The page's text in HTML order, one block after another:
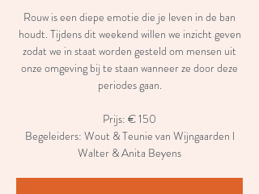
Rouw is een diepe emotie die je leven in de ban
houdt. Tijdens dit weekend willen we inzicht geven
zodat we in staat worden gesteld om mensen uit
onze omgeving bij te staan wanneer ze door deze
periodes gaan.
Prijs: € 150
Begeleiders: Wout & Teunie van Wijngaarden l
Walter & Anita Beyens